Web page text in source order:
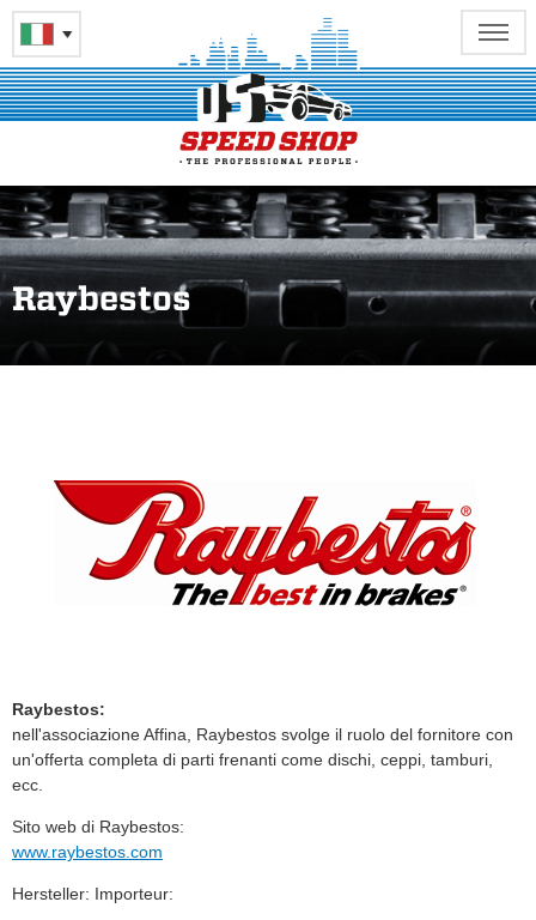
Raybestos
Raybestos:
nell'associazione Affina, Raybestos svolge il ruolo del fornitore con
un'offerta completa di parti frenanti come dischi, ceppi, tamburi,
ecc.
Sito web di Raybestos:
www.raybestos.com
Hersteller: Importeur: